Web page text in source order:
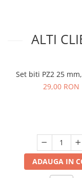
ALTI
Set biti PZ2 25
29,00 RON
ADAUGA IN